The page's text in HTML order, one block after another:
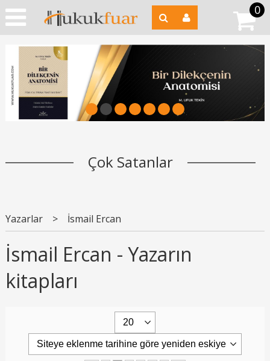
0
1 2 3 4 5 6 7
Çok Satanlar
Yazarlar > İsmail Ercan
İsmail Ercan - Yazarın
kitapları